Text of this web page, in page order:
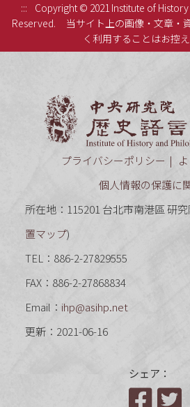
:::
Copyright © 2021 Institute of
Reserved.
当サイト上の画像・文章・
く利用することはお控え
プライバシーポリシー
個人情報の保護に
所在地：115201 台北市南港區 研
置マップ)
TEL：886-2-27829555
FAX：886-2-27868834
Email： ihp@asihp.net
更新：2021-06-16
シェア：